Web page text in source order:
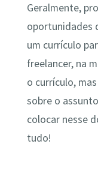
Geralmente,
oportunidades
um currículo
freelancer, na
o currículo,
sobre o
colocar nesse
tudo!